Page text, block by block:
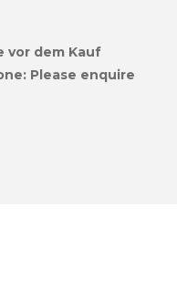
vor dem Kauf
Please enquire